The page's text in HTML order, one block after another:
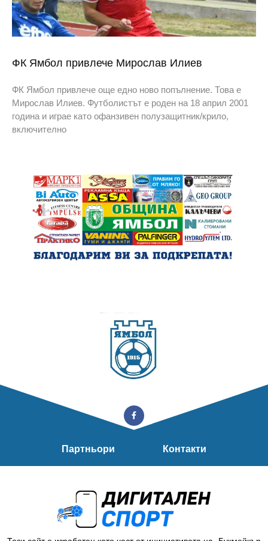
ФК Ямбол привлече Мирослав Илиев
ФК Ямбол привлече още едно ново попълнение. Това е
Мирослав Илиев. Футболистът е роден на 18 април 2001
година и играе като офанзивен полузащитник/крило,
включително
Партньори Контакти